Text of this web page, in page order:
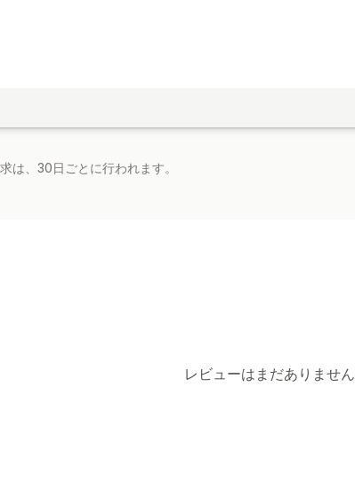
は、30日ごとに行われます。
レビューはまだありません